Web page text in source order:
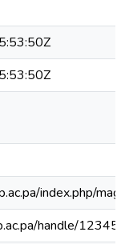
index.php/
handle/